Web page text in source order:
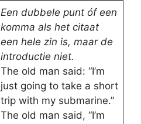
Een dubbele punt óf een
komma als het citaat
een hele zin is, maar de
introductie niet.
The old man said: “I’m
just going to take a short
trip with my submarine.”
The old man said, “I’m